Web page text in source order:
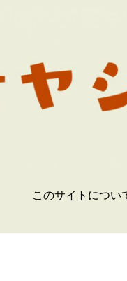
このサイトについ